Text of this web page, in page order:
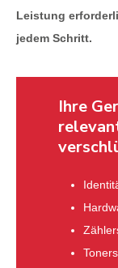
Leistung
jedem Schritt.
Ihre